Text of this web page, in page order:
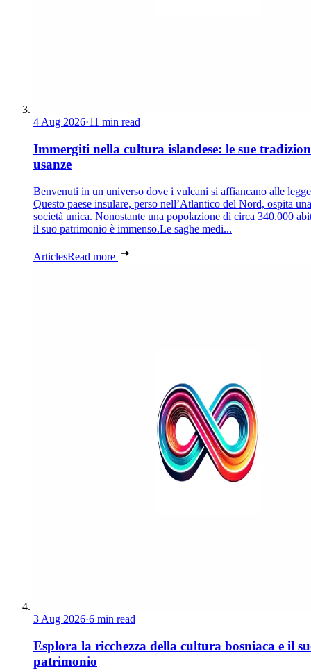
4 Aug 2026·11 min read
Immergiti nella cultura islandese: le sue
usanze
Benvenuti in un universo dove i vulcani si affiancano alle
Questo paese insulare, perso nell’Atlantico del Nord, ospita una
società unica. Nonostante una popolazione di circa 340.000
il suo patrimonio è immenso.Le saghe medi...
ArticlesRead more
3 Aug 2026·6 min read
Esplora la ricchezza della cultura bosniaca e il
patrimonio